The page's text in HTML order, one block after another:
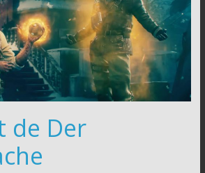
de Der